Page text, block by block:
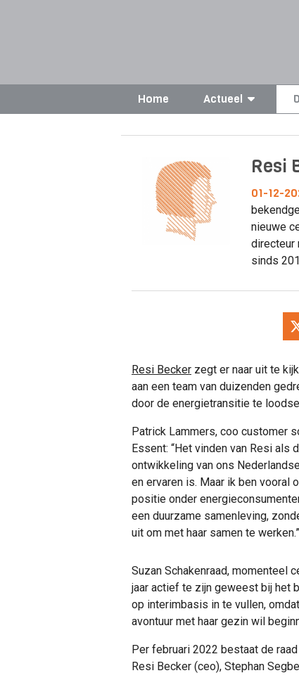
Home Actueel
Resi
01-12-
nieuwe
directeur
sinds
Resi Becker zegt er naar uit te
aan een team van duizenden
door de energietransitie te
Patrick Lammers, coo customer
Essent: “Het vinden van Resi als
ontwikkeling van ons
en ervaren is. Maar ik ben vooral
positie onder
een duurzame samenleving,
uit om met haar samen te werken.”
Suzan Schakenraad, momenteel
jaar actief te zijn geweest bij het
op interimbasis in te vullen,
avontuur met haar gezin wil
Per februari 2022 bestaat de
Resi Becker (ceo), Stephan